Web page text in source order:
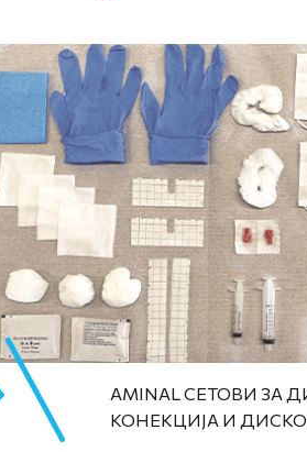
AMINAL СЕТОВИ ЗА
КОНЕКЦИЈА И